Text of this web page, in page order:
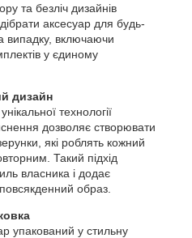
та безліч дизайнів
аксесуар для будь-
випадку, включаючи
у єдиному
дизайн
технології
дозволяє створювати
які роблять кожний
Такий підхід
власника і додає
образ.
упакований у стильну